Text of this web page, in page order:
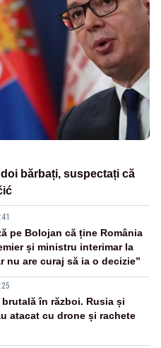
bărbați, suspectați că
pe Bolojan că ține România
și ministru interimar la
nu are curaj să ia o decizie”
brutală în război. Rusia și
atacat cu drone și rachete